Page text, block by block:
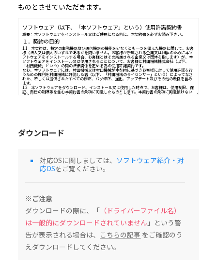
ものとさせていただきます。
ソフトウェア（以下、「本ソフトウェア」という）使用許諾契
重要：本ソフトウェアをインストール又はご使用になる前に、本契約書を必ずお読み
１．契約の目的
なお、本ソフトウェアには、村田機械又は村田機械が本契約に基づきお客様に対して
うための権利を村田機械に許諾した者（以下、「村田機械のライセンサー」という）
れた、若しくは提供されたすべての修正、バグ修正、強化、アップデート及びその他
証、責任の制限等を含む本契約書の条項に同意したものとします。本契約書の条項に
場合は、本ソフトウェアをダウンロード、インストール及び使用することはできませ
２．知的財産権及び所有権
３．ライセンス許諾
本契約書の全条項に従い、村田機械は、対応する村田機械の、又は村田機械が承認し
び通信機器の機能を少なくとも一つを備えた機器（以下、「本製品」という）を、本
た国内で使用する目的においてのみ本ソフトウェアを使用できる非独占的なライセン
許諾するものとします。（本条項の目的上、欧州経済地域は「国」として扱われるも
４．制限
4.1 お客様は、本契約書の条項に従って本ソフトウェアを使用するものとします。
4.2 お客様は、インストールガイド、製品マニュアル、「ReadMe」ファイル等の補
ダウンロード
対応OSに関しましては、 ソフトウェア紹介・対
応OSをご覧ください。
※ご注意
ダウンロードの際に、「 （ドライバーファイル名）
は一般的にダウンロードされていません 」という警
告が表示される場合は、 こちらの記事 をご確認のう
えダウンロードしてください。